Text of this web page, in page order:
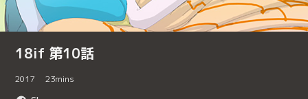
18if 第10話
2017 23mins